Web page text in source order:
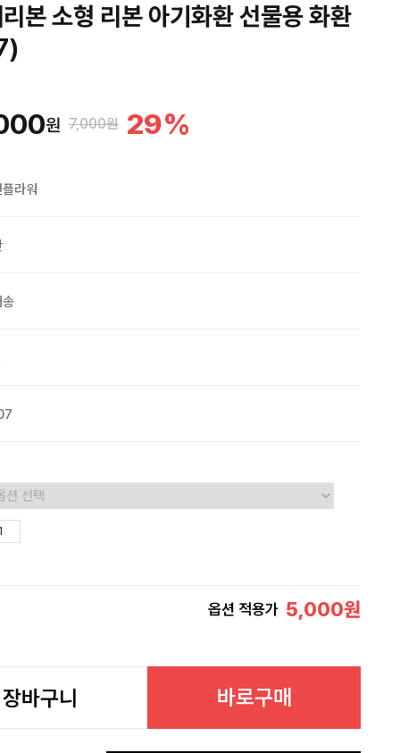
본 소형 리본 아기화환 선물용 화환
원 7,000원 29%
라워
송
옵션 적용가 5,000원
장바구니 바로구매